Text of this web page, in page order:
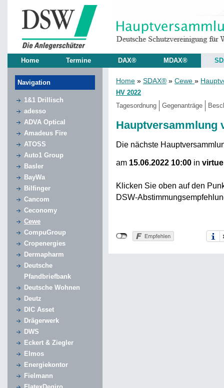
Home Termine DAX® MDAX®
Navigation
1&1 Drillisch
adesso
ADVA Optical
Amadeus Fire
ATOSS
Auto1 Group
Basler
BayWa
Bilfinger
Cancom
Ceconomy
Cewe
CompuGroup
Cropenergies
Dermapharm
Deutsche
Pfandbriefbank
Deutsche Wohnen
Deutz
DIC Asset
Drägerwerk
DWS
Eckert & Ziegler
Elmos
Energiekontor
Fielmann
Home » SDAX® » Cewe »
HV 2022
Tagesordnung
Gegenanträge
Hauptversammlung
Die nächste
am 15.06.2022 10:00 in
Klicken Sie oben auf den
DSW-